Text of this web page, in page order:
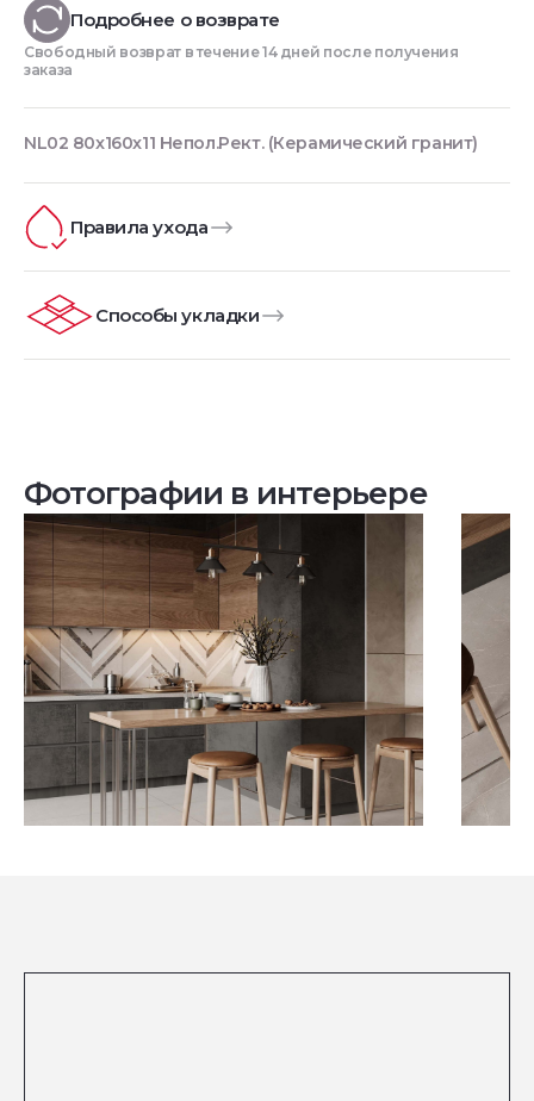
Подробнее о возврате
Свободный возврат в течение 14 дней после получения
заказа
NL02 80x160x11 Непол.Рект. (Керамический гранит)
Правила ухода
Способы укладки
Фотографии в интерьере
Посмотреть все проекты